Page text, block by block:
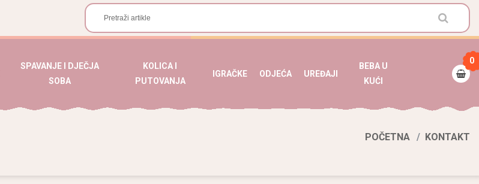
SPAVANJE I DJEČJA
SOBA
KOLICA I
PUTOVANJA
IGRAČKE ODJEĆA UREĐAJI
BEBA U
KUĆI
0
POČETNA KONTAKT